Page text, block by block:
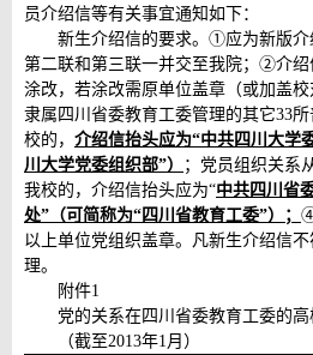
员介绍信等有关事宜通知如下：
新生介绍信的要求。①应为新版
第二联和第三联一并交至我院；②介
涂改，若涂改需原单位盖章（或加盖
隶属四川省委教育工委管理的其它33
校的， 介绍信抬头应为“中共四川大学
川大学党委组织部”）
；党员组织关系
我校的，介绍信抬头应为“中共四川省
处”（可简称为“四川省教育工委”）；
以上单位党组织盖章。凡新生介绍信
理。
附件1
党的关系在四川省委教育工委的
（截至2013年1月）